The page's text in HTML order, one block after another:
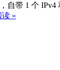
带 1 个 IPv4
»